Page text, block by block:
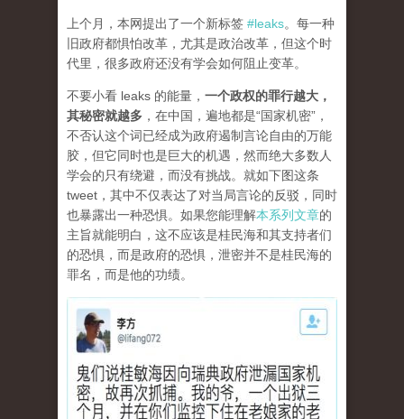
上个月，本网提出了一个新标签 #leaks。每一种
旧政府都惧怕改革，尤其是政治改革，但这个时
代里，很多政府还没有学会如何阻止变革。
不要小看 leaks 的能量， 一个政权的罪行越大，
其秘密就越多 ，在中国，遍地都是“国家机密”，
不否认这个词已经成为政府遏制言论自由的万能
胶，但它同时也是巨大的机遇，然而绝大多数人
学会的只有绕避，而没有挑战。就如下图这条
tweet，其中不仅表达了对当局言论的反驳，同时
也暴露出一种恐惧。如果您能理解本系列文章的
主旨就能明白，这不应该是桂民海和其支持者们
的恐惧，而是政府的恐惧，泄密并不是桂民海的
罪名，而是他的功绩。